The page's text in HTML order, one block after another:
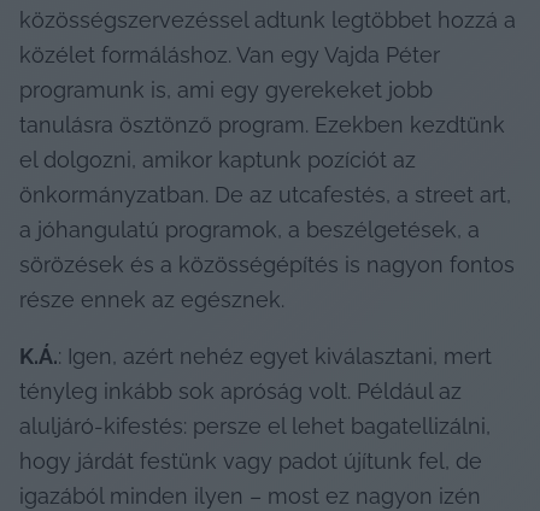
közösségszervezéssel adtunk legtöbbet hozzá a
közélet formáláshoz. Van egy Vajda Péter
programunk is, ami egy gyerekeket jobb
tanulásra ösztönző program. Ezekben kezdtünk
el dolgozni, amikor kaptunk pozíciót az
önkormányzatban. De az utcafestés, a street art,
a jóhangulatú programok, a beszélgetések, a
sörözések és a közösségépítés is nagyon fontos
része ennek az egésznek.
K.Á.: Igen, azért nehéz egyet kiválasztani, mert
tényleg inkább sok apróság volt. Például az
aluljáró-kifestés: persze el lehet bagatellizálni,
hogy járdát festünk vagy padot újítunk fel, de
igazából minden ilyen – most ez nagyon izén